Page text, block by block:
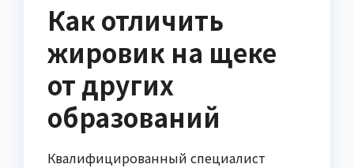
Как отличить
жировик на щеке
от других
образований
Квалифицированный специалист